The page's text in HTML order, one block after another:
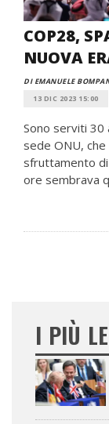
COP28,
NUOVA
DI EMANUELE
13 DIC 2023 15:00
Sono serviti 30
sede ONU,
sfruttamento
ore sembrava
I PIÙ